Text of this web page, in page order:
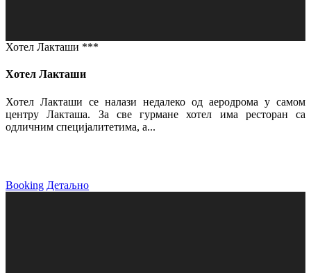
Хотел Лакташи ***
Хотел Лакташи
Хотел Лакташи се налази недалеко од аеродрома у самом
центру Лакташа. За све гурмане хотел има ресторан са
одличним специјалитетима, а...
Booking Детаљно